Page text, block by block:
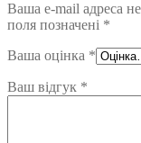
Ваша e-mail адреса
поля позначені *
Ваша оцінка *
Ваш відгук *